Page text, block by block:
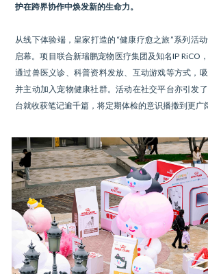
护在跨界协作中焕发新的生命力。
从线下体验端，皇家打造的“健康疗愈之旅”系列活
启幕。项目联合新瑞鹏宠物医疗集团及知名IP RiCO
通过兽医义诊、科普资料发放、互动游戏等方式，
并主动加入宠物健康社群。活动在社交平台亦引发
台就收获笔记逾千篇，将定期体检的意识播撒到更广